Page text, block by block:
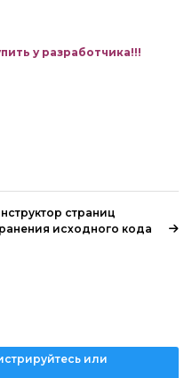
у разработчика!!!
страниц
исходного кода
или